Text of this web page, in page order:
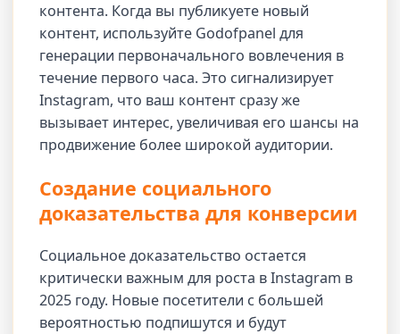
контента. Когда вы публикуете новый
контент, используйте Godofpanel для
генерации первоначального вовлечения в
течение первого часа. Это сигнализирует
Instagram, что ваш контент сразу же
вызывает интерес, увеличивая его шансы на
продвижение более широкой аудитории.
Создание социального
доказательства для конверсии
Социальное доказательство остается
критически важным для роста в Instagram в
2025 году. Новые посетители с большей
вероятностью подпишутся и будут